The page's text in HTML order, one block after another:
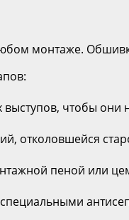
монтаже.
чтобы
отколовшейся
пеной или